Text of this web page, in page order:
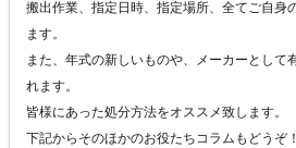
搬出作業、指定日時、指定場所、全てご自身
ます。
また、年式の新しいものや、メーカーとして
れます。
皆様にあった処分方法をオススメ致します。
下記からそのほかのお役たちコラムもどうぞ！